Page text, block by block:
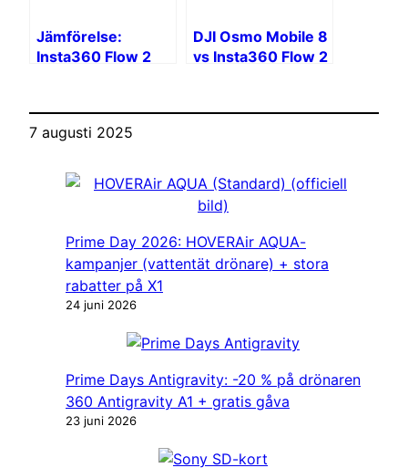
Jämförelse:
Insta360 Flow 2
DJI Osmo Mobile 8
vs Insta360 Flow 2
stabilisator ska du
7 augusti 2025
Prime Day 2026: HOVERAir AQUA-
kampanjer (vattentät drönare) + stora
rabatter på X1
24 juni 2026
Prime Days Antigravity: -20 % på drönaren
360 Antigravity A1 + gratis gåva
23 juni 2026